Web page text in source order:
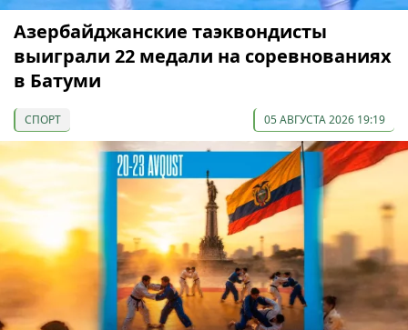
Азербайджанские таэквондисты
выиграли 22 медали на соревнованиях
в Батуми
СПОРТ 05 АВГУСТА 2026 19:19